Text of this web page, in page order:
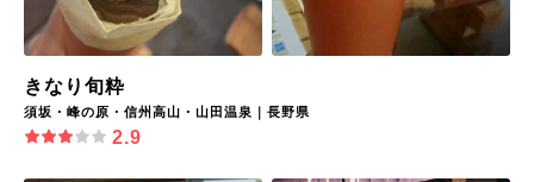
きなり旬粋
須坂・峰の原・信州高山・山田温泉｜長野県
2.9